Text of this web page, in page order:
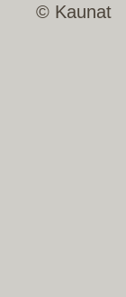
© Kaunat